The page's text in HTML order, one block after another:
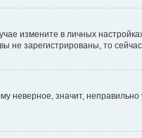
измените в личных
не зарегистрированы, то
неверное, значит,